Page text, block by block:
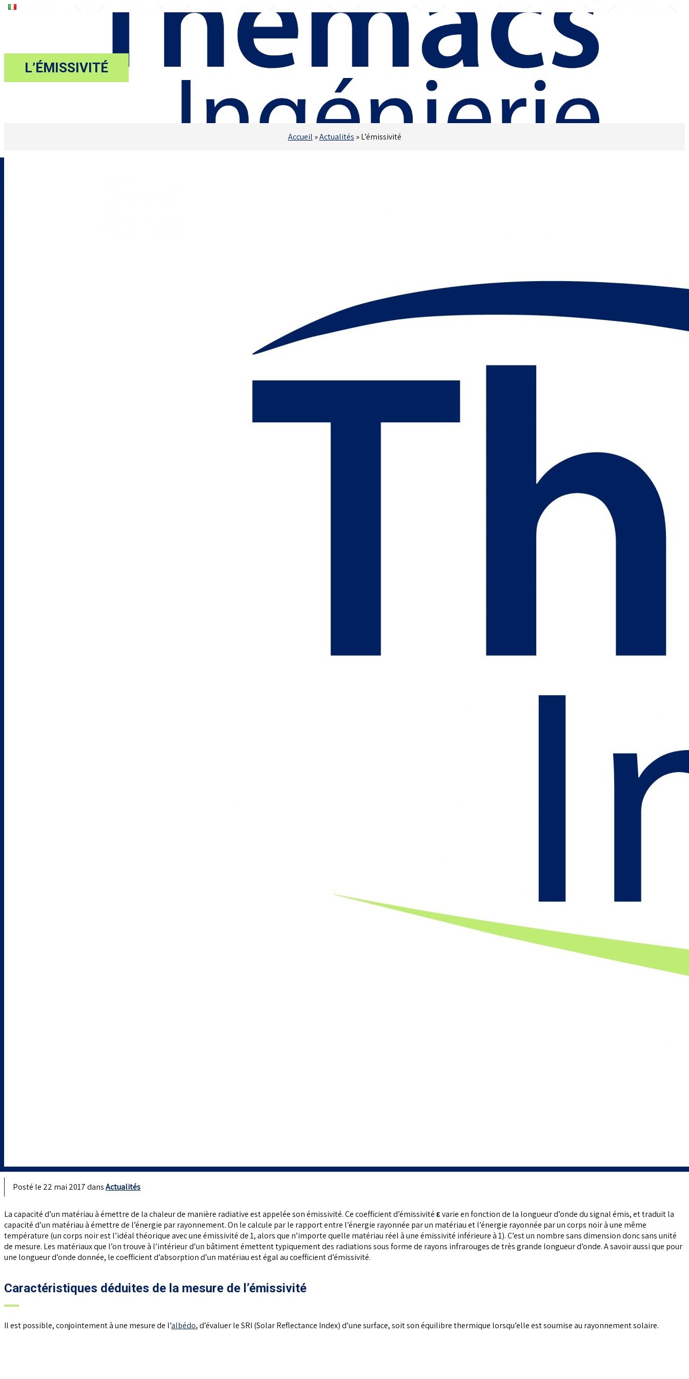
L’ÉMISSIVITÉ
Accueil »Actualités »L’émissivité
Posté le 22 mai 2017 dansActualités
La capacité d’un matériau à émettre de la chaleur de manière radiative est appelée son émissivité. Ce coefficient d’émissivitéεvarie en fonction de la longueur d’onde du signal émis, et traduit la
capacité d’un matériau à émettre de l’énergie par rayonnement. On le calcule par le rapport entre l’énergie rayonnée par un matériau et l’énergie rayonnée par un corps noir à une même
température (un corps noir est l’idéal théorique avec une émissivité de 1, alors que n’importe quelle matériau réel à une émissivité inférieure à 1). C’est un nombre sans dimension donc sans unité
de mesure. Les matériaux que l’on trouve à l’intérieur d’un bâtiment émettent typiquement des radiations sous forme de rayons infrarouges de très grande longueur d’onde. A savoir aussi que pour
une longueur d’onde donnée, le coefficient d’absorption d’un matériau est égal au coefficient d’émissivité.
Caractéristiques déduites de la mesure de l’émissivité
Il est possible, conjointement à une mesure de l’albédo, d’évaluer le SRI (Solar Reflectance Index) d’une surface, soit son équilibre thermique lorsqu’elle est soumise au rayonnement solaire.